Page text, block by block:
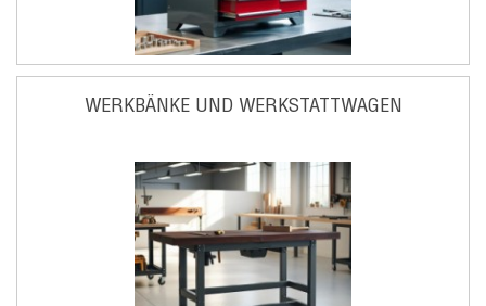
WERKBÄNKE UND WERKSTATTWAGEN